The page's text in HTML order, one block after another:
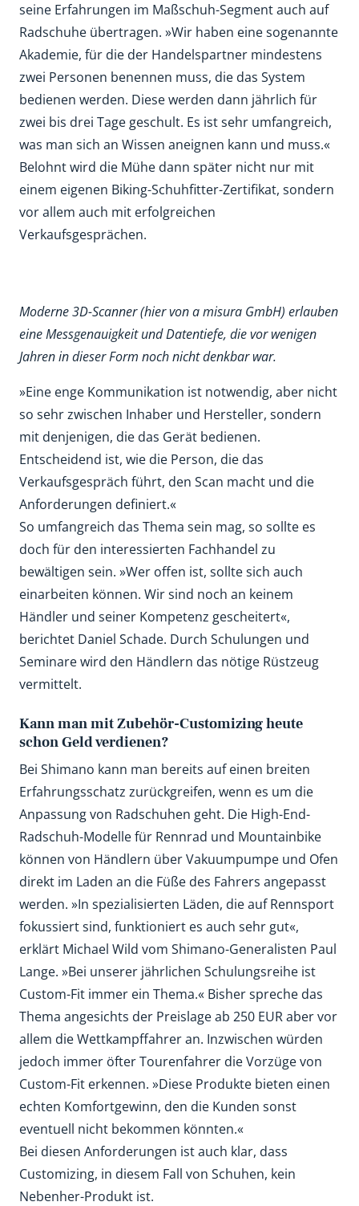
seine Erfahrungen im Maßschuh-Segment auch auf
Radschuhe übertragen. »Wir haben eine sogenannte
Akademie, für die der Handelspartner mindestens
zwei Personen benennen muss, die das System
bedienen werden. Diese werden dann jährlich für
zwei bis drei Tage geschult. Es ist sehr umfangreich,
was man sich an Wissen aneignen kann und muss.«
Belohnt wird die Mühe dann später nicht nur mit
einem eigenen Biking-Schuhfitter-Zertifikat, sondern
vor allem auch mit erfolgreichen
Verkaufsgesprächen.
Moderne 3D-Scanner (hier von a misura GmbH) erlauben
eine Messgenauigkeit und Datentiefe, die vor wenigen
Jahren in dieser Form noch nicht denkbar war.
»Eine enge Kommunikation ist notwendig, aber nicht
so sehr zwischen Inhaber und Hersteller, sondern
mit denjenigen, die das Gerät bedienen.
Entscheidend ist, wie die Person, die das
Verkaufsgespräch führt, den Scan macht und die
Anforderungen definiert.«
So umfangreich das Thema sein mag, so sollte es
doch für den interessierten Fachhandel zu
bewältigen sein. »Wer offen ist, sollte sich auch
einarbeiten können. Wir sind noch an keinem
Händler und seiner Kompetenz gescheitert«,
berichtet Daniel Schade. Durch Schulungen und
Seminare wird den Händlern das nötige Rüstzeug
vermittelt.
Kann man mit Zubehör-­Customizing heute
schon Geld verdienen?
Bei Shimano kann man bereits auf einen breiten
Erfahrungsschatz zurückgreifen, wenn es um die
Anpassung von Radschuhen geht. Die High-End-
Radschuh-Modelle für Rennrad und Mountainbike
können von Händlern über Vakuumpumpe und Ofen
direkt im Laden an die Füße des Fahrers angepasst
werden. »In spezialisierten Läden, die auf Rennsport
fokussiert sind, funktioniert es auch sehr gut«,
erklärt Michael Wild vom Shimano-Generalisten Paul
Lange. »Bei unserer jährlichen Schulungsreihe ist
Custom-Fit immer ein Thema.« Bisher spreche das
Thema angesichts der Preislage ab 250 EUR aber vor
allem die Wettkampffahrer an. Inzwischen würden
jedoch immer öfter Tourenfahrer die Vorzüge von
Custom-Fit erkennen. »Diese Produkte bieten einen
echten Komfortgewinn, den die Kunden sonst
eventuell nicht bekommen könnten.«
Bei diesen Anforderungen ist auch klar, dass
Customizing, in diesem Fall von Schuhen, kein
Nebenher-Produkt ist.